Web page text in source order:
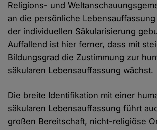
Religions- und
an die persönliche
der individuellen Säkularisierung
Auffallend ist hier ferner, dass mit
Bildungsgrad die Zustimmung zur
säkularen Lebensauffassung wächst.
Die breite Identifikation mit einer
säkularen Lebensauffassung führt
großen Bereitschaft, nicht-religiöse